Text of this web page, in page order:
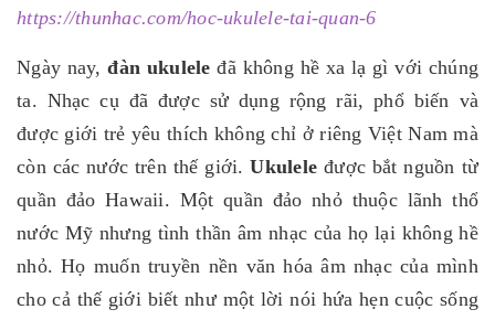
https://thunhac.com/hoc-ukulele-tai-quan-6
Ngày nay, đàn ukulele đã không hề xa lạ gì với chúng
ta. Nhạc cụ đã được sử dụng rộng rãi, phổ biến và
được giới trẻ yêu thích không chỉ ở riêng Việt Nam mà
còn các nước trên thế giới.Ukulele được bắt nguồn từ
quần đảo Hawaii. Một quần đảo nhỏ thuộc lãnh thổ
nước Mỹ nhưng tình thần âm nhạc của họ lại không hề
nhỏ. Họ muốn truyền nền văn hóa âm nhạc của mình
cho cả thế giới biết như một lời nói hứa hẹn cuộc sống